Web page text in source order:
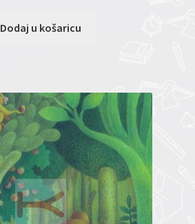
Dodaj u košaricu